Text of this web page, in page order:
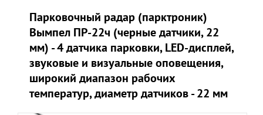
Парковочный радар (парктроник)
Вымпел ПР-22ч (черные датчики, 22
мм) - 4 датчика парковки, LED-дисплей,
звуковые и визуальные оповещения,
широкий диапазон рабочих
температур, диаметр датчиков - 22 мм